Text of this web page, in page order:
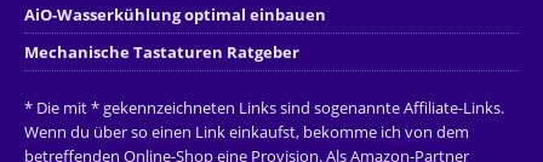
AiO-Wasserkühlung optimal einbauen
Mechanische Tastaturen Ratgeber
* Die mit * gekennzeichneten Links sind sogenannte Affiliate-Links.
Wenn du über so einen Link einkaufst, bekomme ich von dem
betreffenden Online-Shop eine Provision. Als Amazon-Partner